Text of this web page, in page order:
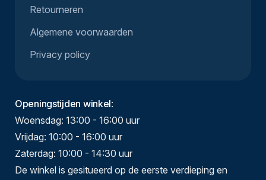
Retourneren
Algemene voorwaarden
Privacy policy
Openingstijden winkel:
Woensdag: 13:00 - 16:00 uur
Vrijdag: 10:00 - 16:00 uur
Zaterdag: 10:00 - 14:30 uur
De winkel is gesitueerd op de eerste verdieping en